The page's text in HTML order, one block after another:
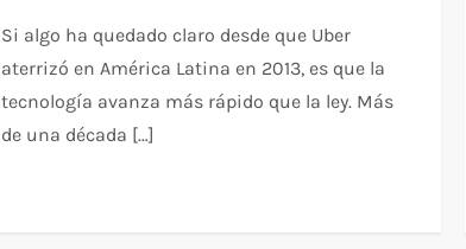
Si algo ha quedado claro desde que Uber
aterrizó en América Latina en 2013, es que la
tecnología avanza más rápido que la ley. Más
de una década […]